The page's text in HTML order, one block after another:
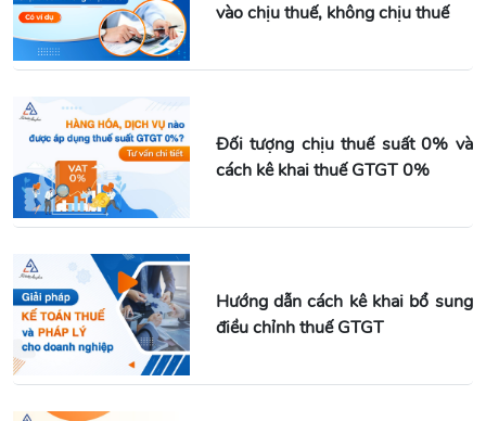
vào chịu thuế, không chịu thuế
Đối tượng chịu thuế suất 0% và
cách kê khai thuế GTGT 0%
Hướng dẫn cách kê khai bổ sung
điều chỉnh thuế GTGT